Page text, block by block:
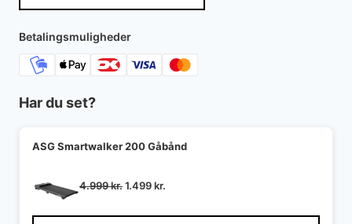
var:
2.099 kr..
er:
Betalingsmuligheder
Har du set?
ASG Smartwalker 200 Gåbånd
4.999kr.Den
pris
1.499kr.
pris